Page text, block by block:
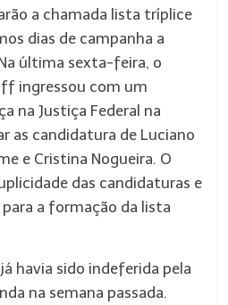
a chamada lista tríplice
dias de campanha a
última sexta-feira, o
ingressou com um
na Justiça Federal na
as candidatura de Luciano
e Cristina Nogueira. O
das candidaturas e
a formação da lista
havia sido indeferida pela
na semana passada.